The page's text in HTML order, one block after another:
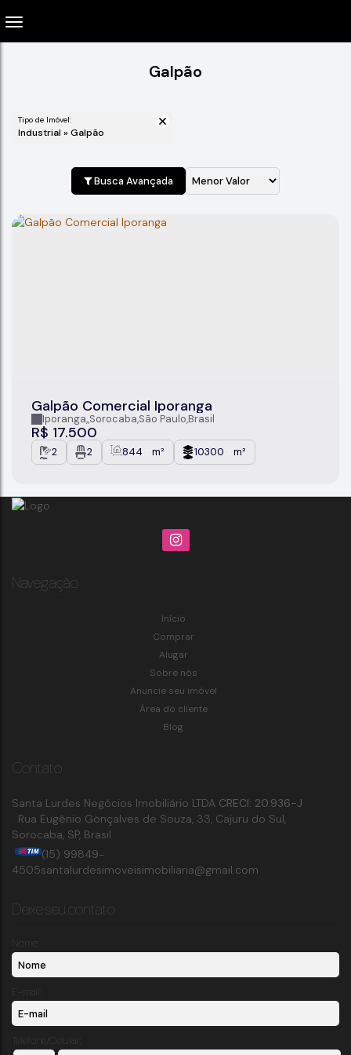
Galpão
Tipo de Imóvel:
Industrial » Galpão
Busca Avançada
Galpão Comercial Iporanga
R$ 17.500
Iporanga,Sorocaba,São Paulo,Brasil
2 2 844 m² 10300 m²
Navegação
Início
Comprar
Alugar
Sobre nós
Anuncie seu imóvel
Área do cliente
Blog
Contato
Santa Lurdes Negócios Imobiliário LTDA CRECI: 20.936-J
Rua Eugênio Gonçalves de Souza, 33, Cajuru do Sul,
Sorocaba, SP, Brasil
(15) 99849-
4505santalurdesimoveisimobiliaria@gmail.com
Deixe seu contato
Nome:
E-mail:
Telefone/Celular: